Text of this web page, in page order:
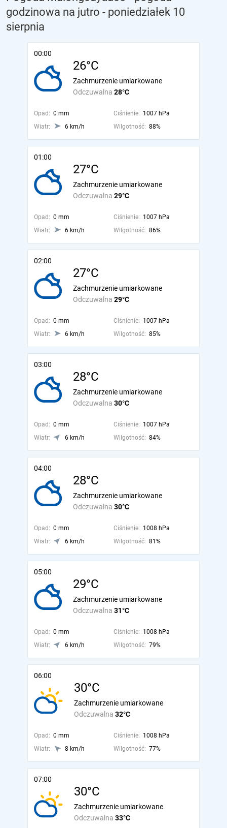
godzinowa na jutro - poniedziałek 10
sierpnia
00:00
26°C
Odczuwalna 28°C
Zachmurzenie umiarkowane
Opad: 0 mm Ciśnienie: 1007 hPa
Wiatr:
6 km/h Wilgotność: 88%
01:00
27°C
Odczuwalna 29°C
Zachmurzenie umiarkowane
Opad: 0 mm Ciśnienie: 1007 hPa
Wiatr:
6 km/h Wilgotność: 86%
02:00
27°C
Odczuwalna 29°C
Zachmurzenie umiarkowane
Opad: 0 mm Ciśnienie: 1007 hPa
Wiatr:
6 km/h Wilgotność: 85%
03:00
28°C
Odczuwalna 30°C
Zachmurzenie umiarkowane
Opad: 0 mm Ciśnienie: 1007 hPa
Wiatr:
6 km/h Wilgotność: 84%
04:00
28°C
Odczuwalna 30°C
Zachmurzenie umiarkowane
Opad: 0 mm Ciśnienie: 1008 hPa
Wiatr:
6 km/h Wilgotność: 81%
05:00
29°C
Odczuwalna 31°C
Zachmurzenie umiarkowane
Opad: 0 mm Ciśnienie: 1008 hPa
Wiatr:
6 km/h Wilgotność: 79%
06:00
30°C
Odczuwalna 32°C
Zachmurzenie umiarkowane
Opad: 0 mm Ciśnienie: 1008 hPa
Wiatr:
8 km/h Wilgotność: 77%
07:00
30°C
Odczuwalna 33°C
Zachmurzenie umiarkowane